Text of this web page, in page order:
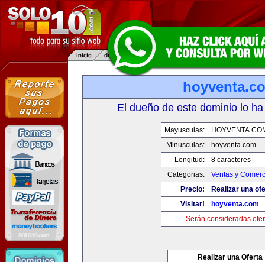
El dueño de este dominio lo
Mayusculas:
Minusculas:
hoyventa.com
Longitud:
8 caracteres
Categorias:
Ventas y
Precio:
Realizar una
Visitar!
hoyventa.com
Serán consideradas
Realizar una Oferta